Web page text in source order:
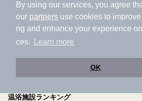
By using our services, you agree
our partners use cookies to
ng and enhance your experience
ces.
Learn more
OK
口コミを見る
ニフティ温泉からのお知らせ
温浴施設ランキング